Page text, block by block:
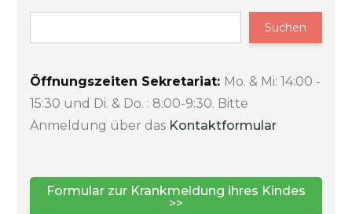
Suchen
Öffnungszeiten Sekretariat: Mo. & Mi: 14:00 -
15:30 und Di. & Do. : 8:00-9:30. Bitte
Anmeldung über das Kontaktformular
Formular zur Krankmeldung ihres Kindes
>>